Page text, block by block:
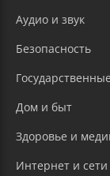
Аудио и звук
Безопасность
Дом и быт
Здоровье и
Интернет и сети